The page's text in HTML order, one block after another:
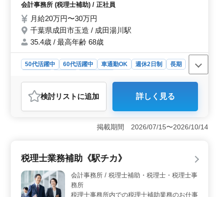
方々も活躍中で、年齢にとらわれず経験を活かせる環境
です。福利厚生には社会保険完備が含まれ、長期で安定
した雇用を希望する方に最適です。また、従業員数が少
人数のため、アットホームな雰囲気で働ける点も魅力で
す。
営計画へのアドバイスなど ・税務判断の指
導(贈与・相続・譲渡・法人等) ・新規の関与
先の開拓 今回経験者や資格保有者の募集と
なります。 豊富な経験や知識を活かして働
迎。
会計事務所 (税理士補助) / 正社員
月給20万円〜30万円
千葉県成田市玉造 / 成田湯川駅
35.4歳 / 最高年齢 68歳
50代活躍中 60代活躍中 車通勤OK 週休2日制
長期
おすすめポイント
＜経験者優遇＞ 豊富な経験や知識を活かし、税務会計
業務に従事できます。ベテランシニアの方も大いに歓迎
されています。 ＜充実の福利厚生＞ 年2回の賞与や
退職金制度など、安定した待遇が整っています。 ＜
されており、働きやすい環境となっています。
検討リスト に追加 詳しく見る
掲載期間 2026/07/15〜2026/10/14
税理士業務補助《駅チカ》
会計事務所 / 税理士補助・税理士・税理士事
務所
税理士事務所内での税理士補助業務のお仕事